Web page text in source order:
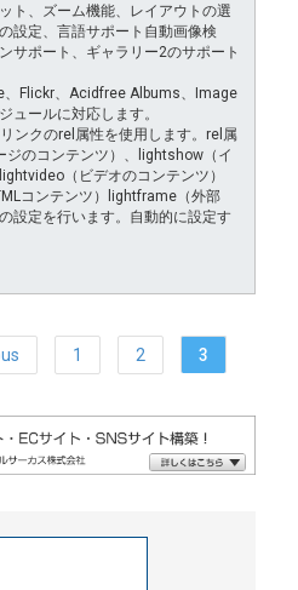
ト、ズーム機能、レイアウトの選
設定、言語サポート自動画像検
サポート、ギャラリー2のサポート
Flickr、Acidfree Albums、Image
ュールに対応します。
ンクのrel属性を使用します。rel属
ジのコンテンツ）、lightshow（イ
（ビデオのコンテンツ）
コンテンツ）lightframe（外部
設定を行います。自動的に設定す
ペ
ー
1
ペ
ー
2
カ
レ
ペ
ー
3